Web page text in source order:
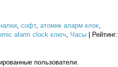
, софт, атомик аларм клок,
alarm clock ключ, Часы| Рейтинг:
пользователи.